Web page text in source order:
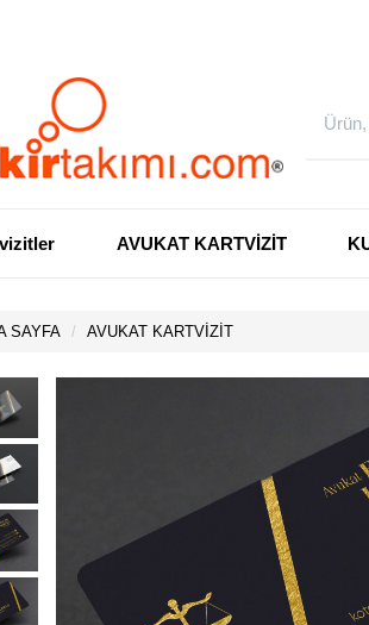
AVUKAT KARTVİZİT
SAYFA AVUKAT KARTVİZİT